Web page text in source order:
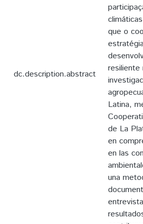
dc.description.abstract
que o
resiliente
Latina,
de La
en
en las
una